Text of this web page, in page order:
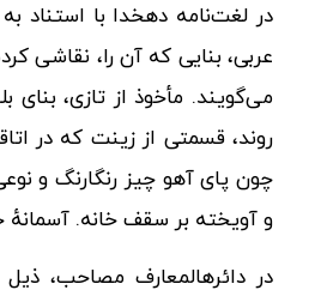
در لغت‌نامه دهخدا با استناد
عربی، بنایی که آن را، نقاشی
می‌گویند. مأخوذ از تازی، بنای
روند، قسمتی از زینت که در
چون پای آهو چیز رنگارنگ و
و آویخته بر سقف خانه. آسمانهٔ
در دائرهالمعارف مصاحب،